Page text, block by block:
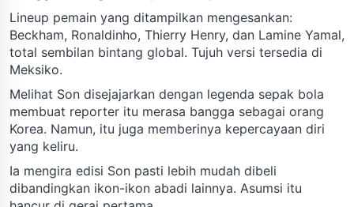
Lineup pemain yang ditampilkan mengesankan:
Beckham, Ronaldinho, Thierry Henry, dan Lamine Yamal,
total sembilan bintang global. Tujuh versi tersedia di
Meksiko.
Melihat Son disejajarkan dengan legenda sepak bola
membuat reporter itu merasa bangga sebagai orang
Korea. Namun, itu juga memberinya kepercayaan diri
yang keliru.
Ia mengira edisi Son pasti lebih mudah dibeli
dibandingkan ikon-ikon abadi lainnya. Asumsi itu